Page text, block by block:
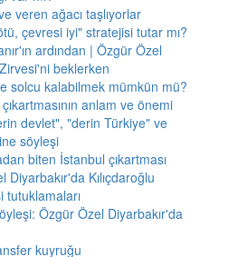
veren ağacı taşlıyorlar
çevresi iyi" stratejisi tutar mı?
ardından | Özgür Özel
beklerken
solcu kalabilmek mümkün mü?
anlam ve önemi
devlet", "derin Türkiye" ve
söyleşi
biten İstanbul çıkartması
Kılıçdaroğlu
tutuklamaları
Özgür Özel Diyarbakır'da
kuyruğu